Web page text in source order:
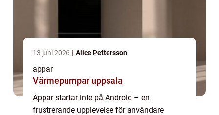
13 juni 2026 Alice Pettersson
appar
Värmepumpar uppsala
Appar startar inte på Android – en
frustrerande upplevelse för användare